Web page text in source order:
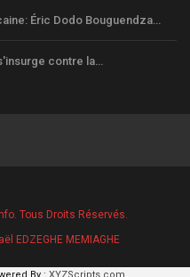
Éric Dodo Bouguendza…
contre la…
Tous Droits Réservés.
EDZEGHE MEMIAGHE
By : XYZScripts.com